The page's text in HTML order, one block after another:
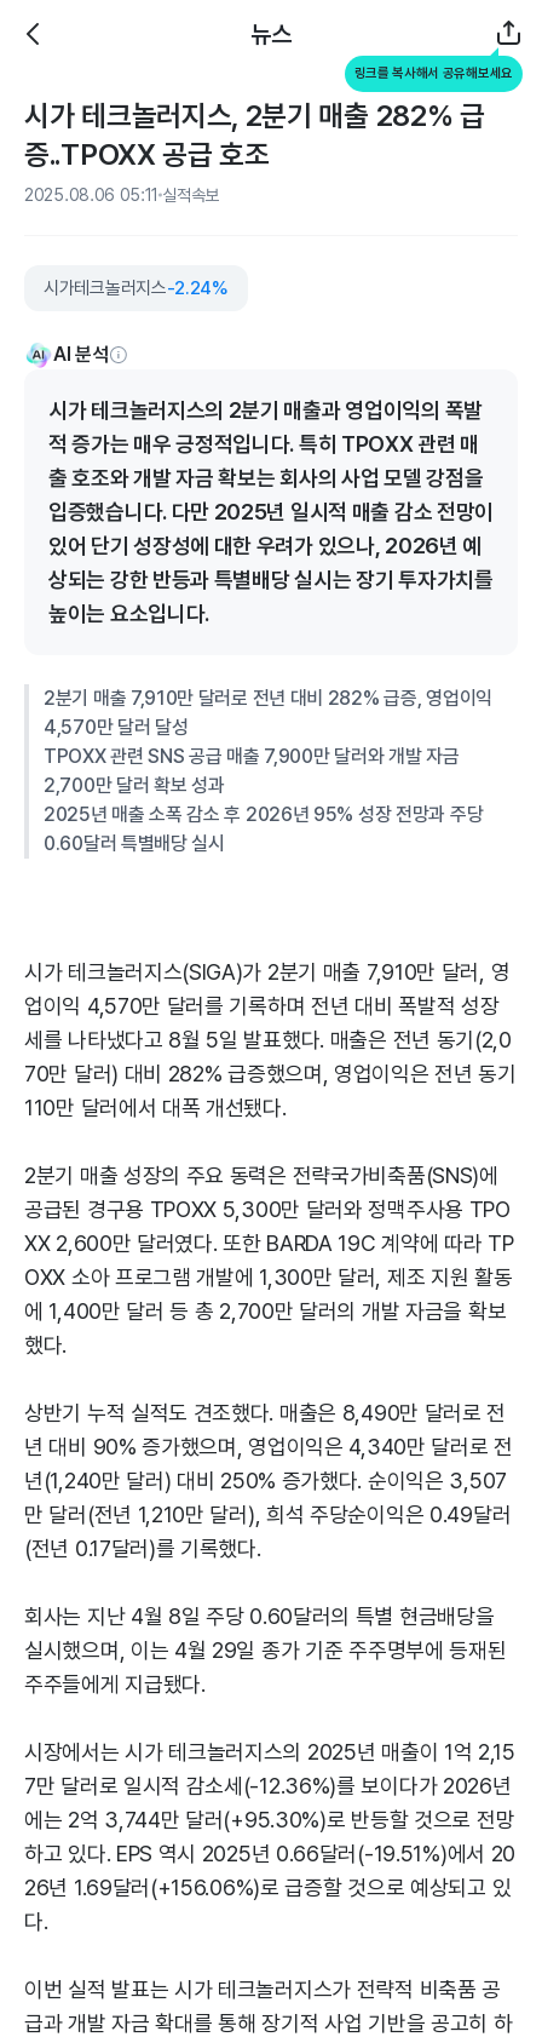
뉴스
링크를 복사해서 공유해보세요
시가 테크놀러지스, 2분기 매출 282% 급
증..TPOXX 공급 호조
2025.08.06 05:11 실적속보
시가테크놀러지스-2.24%
AI 분석
시가 테크놀러지스의 2분기 매출과 영업이익의 폭발
적 증가는 매우 긍정적입니다. 특히 TPOXX 관련 매
출 호조와 개발 자금 확보는 회사의 사업 모델 강점을
입증했습니다. 다만 2025년 일시적 매출 감소 전망이
있어 단기 성장성에 대한 우려가 있으나, 2026년 예
상되는 강한 반등과 특별배당 실시는 장기 투자가치를
높이는 요소입니다.
2분기 매출 7,910만 달러로 전년 대비 282% 급증, 영업이익
4,570만 달러 달성
TPOXX 관련 SNS 공급 매출 7,900만 달러와 개발 자금
2,700만 달러 확보 성과
2025년 매출 소폭 감소 후 2026년 95% 성장 전망과 주당
0.60달러 특별배당 실시
시가 테크놀러지스(SIGA)가 2분기 매출 7,910만 달러, 영
업이익 4,570만 달러를 기록하며 전년 대비 폭발적 성장
세를 나타냈다고 8월 5일 발표했다. 매출은 전년 동기(2,0
70만 달러) 대비 282% 급증했으며, 영업이익은 전년 동기
110만 달러에서 대폭 개선됐다.
2분기 매출 성장의 주요 동력은 전략국가비축품(SNS)에
공급된 경구용 TPOXX 5,300만 달러와 정맥주사용 TPO
XX 2,600만 달러였다. 또한 BARDA 19C 계약에 따라 TP
OXX 소아 프로그램 개발에 1,300만 달러, 제조 지원 활동
에 1,400만 달러 등 총 2,700만 달러의 개발 자금을 확보
했다.
상반기 누적 실적도 견조했다. 매출은 8,490만 달러로 전
년 대비 90% 증가했으며, 영업이익은 4,340만 달러로 전
년(1,240만 달러) 대비 250% 증가했다. 순이익은 3,507
만 달러(전년 1,210만 달러), 희석 주당순이익은 0.49달러
(전년 0.17달러)를 기록했다.
회사는 지난 4월 8일 주당 0.60달러의 특별 현금배당을
실시했으며, 이는 4월 29일 종가 기준 주주명부에 등재된
주주들에게 지급됐다.
시장에서는 시가 테크놀러지스의 2025년 매출이 1억 2,15
7만 달러로 일시적 감소세(-12.36%)를 보이다가 2026년
에는 2억 3,744만 달러(+95.30%)로 반등할 것으로 전망
하고 있다. EPS 역시 2025년 0.66달러(-19.51%)에서 20
26년 1.69달러(+156.06%)로 급증할 것으로 예상되고 있
다.
이번 실적 발표는 시가 테크놀러지스가 전략적 비축품 공
급과 개발 자금 확대를 통해 장기적 사업 기반을 공고히 하